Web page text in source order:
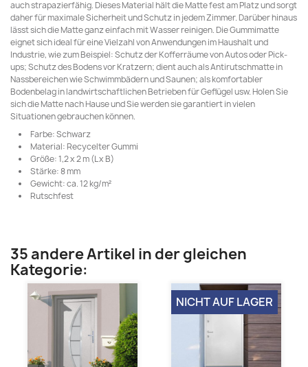
auch strapazierfähig. Dieses Material hält die Matte fest am Platz und sorgt
daher für maximale Sicherheit und Schutz in jedem Zimmer. Darüber hinaus
lässt sich die Matte ganz einfach mit Wasser reinigen. Die Gummimatte
eignet sich ideal für eine Vielzahl von Anwendungen im Haushalt und
Industrie, wie zum Beispiel: Schutz der Kofferräume von Autos oder Pick-
ups; Schutz des Bodens vor Kratzern; dient auch als Antirutschmatte in
Nassbereichen wie Schwimmbädern und Saunen; als komfortabler
Bodenbelag in landwirtschaftlichen Betrieben für Geflügel usw. Holen Sie
sich die Matte nach Hause und Sie werden sie garantiert in vielen
Situationen gebrauchen können.
Farbe: Schwarz
Material: Recycelter Gummi
Größe: 1,2 x 2 m (L x B)
Stärke: 8 mm
Gewicht: ca. 12 kg/m²
Rutschfest
35 andere Artikel in der gleichen
Kategorie:
NICHT AUF LAGER